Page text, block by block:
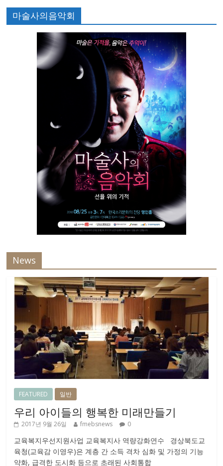
마술사의음악회
News
FEATURED 일반
우리 아이들의 행복한 미래만들기
2017년 9월 26일 fmebsnews 0
교육복지우선지원사업 교육복지사 역량강화연수 경상북도교
육청(교육감 이영우)은 계층 간 소득 격차 심화 및 가정의 기능
약화, 급격한 도시화 등으로 초래된 사회통합